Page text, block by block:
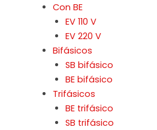
Con BE
EV 110 V
EV 220 V
Bifásicos
SB bifásico
BE bifásico
Trifásicos
BE trifásico
SB trifásico